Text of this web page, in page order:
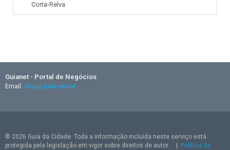
Corta-Relva
Guianet - Portal de Negócios
Email: clique para enviar
© 2026 Guia da Cidade. Toda a informação incluída neste serviço está
protegida pela legislação em vigor sobre direitos de autor.
Política de